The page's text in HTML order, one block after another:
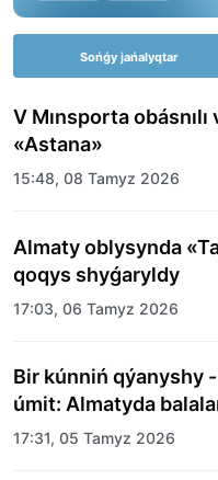
Sońǵy jańalyqtar
V Mınsporta
«Astana»
15:48, 08 Tamyz 2026
Almaty oblysynda
qoqys shyǵaryldy
17:03, 06 Tamyz 2026
Bir kúnniń qýanyshy
úmit: Almatyda
merekelik kún
17:31, 05 Tamyz 2026